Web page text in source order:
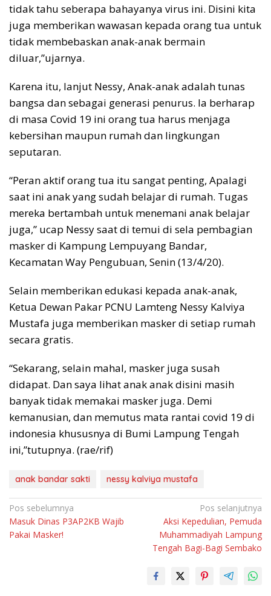
tidak tahu seberapa bahayanya virus ini. Disini kita
juga memberikan wawasan kepada orang tua untuk
tidak membebaskan anak-anak bermain
diluar,”ujarnya.
Karena itu, lanjut Nessy, Anak-anak adalah tunas
bangsa dan sebagai generasi penurus. Ia berharap
di masa Covid 19 ini orang tua harus menjaga
kebersihan maupun rumah dan lingkungan
seputaran.
“Peran aktif orang tua itu sangat penting, Apalagi
saat ini anak yang sudah belajar di rumah. Tugas
mereka bertambah untuk menemani anak belajar
juga,” ucap Nessy saat di temui di sela pembagian
masker di Kampung Lempuyang Bandar,
Kecamatan Way Pengubuan, Senin (13/4/20).
Selain memberikan edukasi kepada anak-anak,
Ketua Dewan Pakar PCNU Lamteng Nessy Kalviya
Mustafa juga memberikan masker di setiap rumah
secara gratis.
“Sekarang, selain mahal, masker juga susah
didapat. Dan saya lihat anak anak disini masih
banyak tidak memakai masker juga. Demi
kemanusian, dan memutus mata rantai covid 19 di
indonesia khususnya di Bumi Lampung Tengah
ini,”tutupnya. (rae/rif)
anak bandar sakti nessy kalviya mustafa
Navigasi
pos
Pos sebelumnya
Masuk Dinas P3AP2KB Wajib
Pakai Masker!
Pos selanjutnya
Aksi Kepedulian, Pemuda
Muhammadiyah Lampung
Tengah Bagi-Bagi Sembako